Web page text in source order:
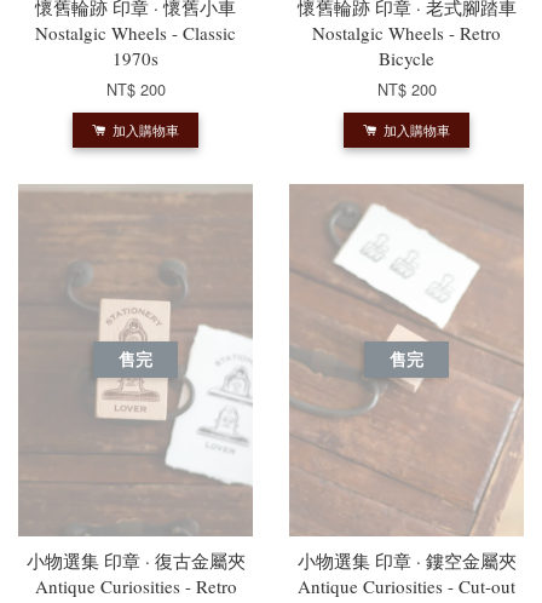
懷舊輪跡 印章 · 懷舊小車
Nostalgic Wheels - Classic
1970s
NT$ 200
加入購物車
懷舊輪跡 印章 · 老式腳踏車
Nostalgic Wheels - Retro
Bicycle
NT$ 200
加入購物車
售完
小物選集 印章 · 復古金屬夾
Antique Curiosities - Retro
售完
小物選集 印章 · 鏤空金屬夾
Antique Curiosities - Cut-out